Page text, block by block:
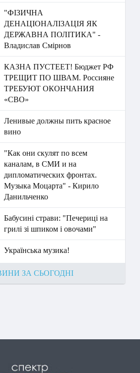
"ФІЗИЧНА
ДЕНАЦІОНАЛІЗАЦІЯ ЯК
ДЕРЖАВНА ПОЛІТИКА" -
Владислав Смірнов
КАЗНА ПУСТЕЕТ! Бюджет РФ
ТРЕЩИТ ПО ШВАМ. Россияне
ТРЕБУЮТ ОКОНЧАНИЯ
«СВО»
Ленивые должны пить красное
вино
"Как они скулят по всем
каналам, в СМИ и на
дипломатических фронтах.
Музыка Моцарта" - Кирило
Данильченко
Бабусині страви: "Печериці на
грилі зі шпиком і овочами"
Українська музика!
ЗА СЬОГОДНІ